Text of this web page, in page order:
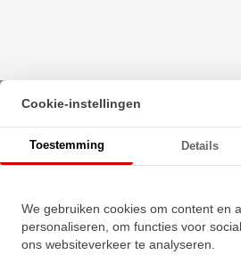
Beginpagina·
INA Insert Lager GYE25 KRR B VA
Cookie-instellingen
Toestemming Details
We gebruiken cookies om content en
personaliseren, om functies voor
ons websiteverkeer te analyseren.
INA Insert Lager
VA HLA